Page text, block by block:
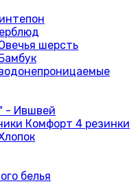
шерсть
- Ившвей
Комфорт 4 резинки
белья